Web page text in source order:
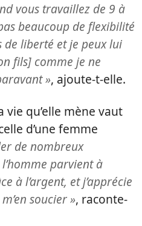
vous travaillez de 9 à
beaucoup de flexibilité
de liberté et je peux lui
fils] comme je ne
», ajoute-t-elle.
vie qu’elle mène vaut
d’une femme
de nombreux
parvient à
à l’argent, et j’apprécie
soucier », raconte-